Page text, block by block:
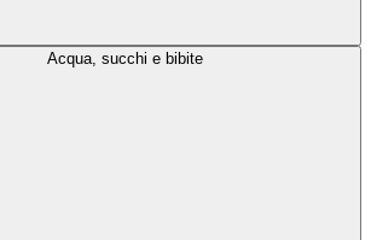
Acqua, succhi e bibite